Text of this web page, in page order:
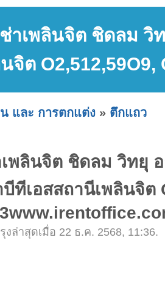
าเพลินจิต ชิดลม วิ
จิต
และ การตกแต่ง » ตึกแถว
พลินจิต ชิดลม วิทยุ
ทีเอสสถานีเพลินจิต
งล่าสุดเมื่อ 22 ธ.ค. 2568, 11:36.